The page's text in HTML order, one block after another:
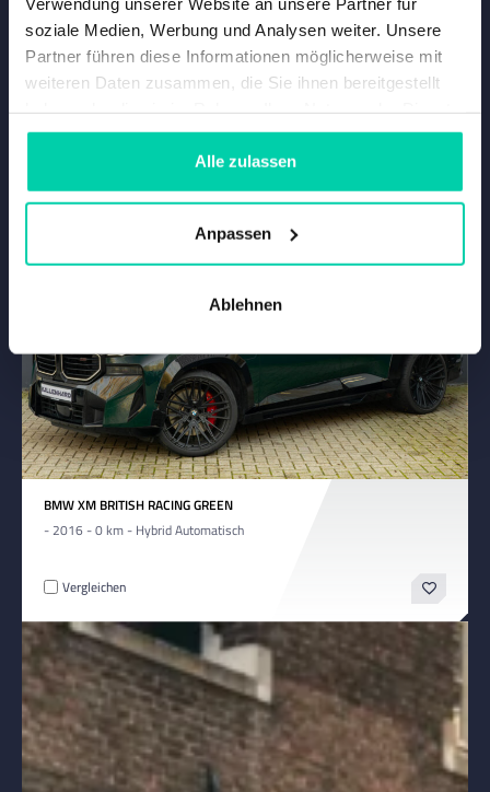
soziale Medien, Werbung und Analysen weiter. Unsere
Partner führen diese Informationen möglicherweise mit
weiteren Daten zusammen, die Sie ihnen bereitgestellt
gesammelt haben.
Alle zulassen
Anpassen
Ablehnen
ALPINA B3 TOURING
- 2016 - 0 km - Automatisch
Vergleichen
BMW XM BRITISH RACING GREEN
- 2016 - 0 km - Hybrid Automatisch
Vergleichen